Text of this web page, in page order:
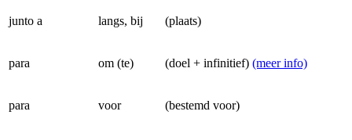
junto a langs, bij (plaats)
para om (te) (doel + infinitief) (meer info)
para voor (bestemd voor)